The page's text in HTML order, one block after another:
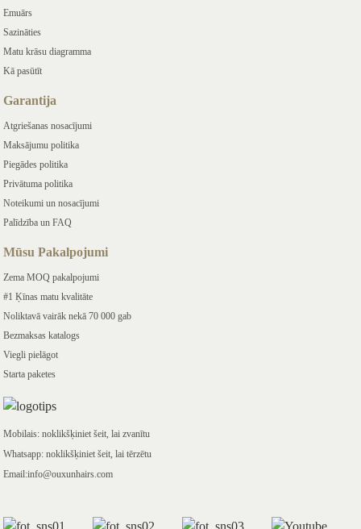
Emuārs
Sazināties
Matu krāsu diagramma
Kā pasūtīt
Garantija
Atgriešanas nosacījumi
Maksājumu politika
Piegādes politika
Privātuma politika
Noteikumi un nosacījumi
Palīdzība un FAQ
Mūsu Pakalpojumi
Zema MOQ pakalpojumi
#1 Ķīnas matu kvalitāte
Noliktavā vairāk nekā 70 000 gab
Bezmaksas katalogs
Viegli pielāgot
Starta paketes
Mobilais: noklikšķiniet šeit, lai zvanītu
Whatsapp: noklikšķiniet šeit, lai tērzētu
Email:info@ouxunhairs.com